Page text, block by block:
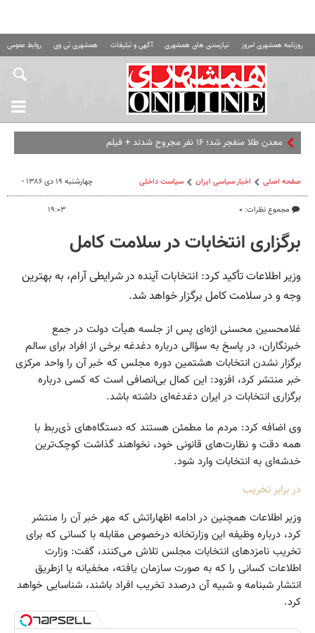
روزنامه همشهری امروز نیازمندی های همشهری آگهی و تبلیغات همشهری تی وی روابط عمومی
معدن طلا منفجر شد؛ ۱۶ نفر مجروح شدند + فیلم
صفحه اصلی اخبار سیاسی ایران سیاست داخلی
مجموع نظرات: ۰
چهارشنبه ۱۹ دی ۱۳۸۶ -
۱۹:۰۳
برگزاری انتخابات در سلامت کامل
وزیر اطلاعات تأکید کرد: انتخابات آینده در شرایطی آرام، به بهترین
وجه و در سلامت کامل برگزار خواهد شد.
غلامحسین محسنی اژه‌ای پس از جلسه هیأت دولت در جمع
خبرنگاران، در پاسخ به سؤالی درباره دغدغه برخی از افراد برای سالم
برگزار نشدن انتخابات هشتمین دوره مجلس که خبر آن را واحد مرکزی
خبر منتشر کرد، افزود: این کمال بی‌انصافی است که کسی درباره
برگزاری انتخابات در ایران دغدغه‌ای داشته باشد.
وی اضافه کرد: مردم ما مطمئن هستند که دستگاه‌های ذی‌ربط با
همه دقت و نظارت‌های قانونی خود، نخواهند گذاشت کوچک‌ترین
خدشه‌ای به انتخابات وارد شود.
در برابر تخریب
وزیر اطلاعات همچنین در ادامه اظهاراتش که مهر خبر آن را منتشر
کرد، درباره وظیفه این وزارتخانه درخصوص مقابله با کسانی که برای
تخریب نامزدهای انتخابات مجلس تلاش می‌کنند، گفت: وزارت
اطلاعات کسانی را که به صورت سازمان یافته، مخفیانه یا ازطریق
انتشار شبنامه و شبیه آن درصدد تخریب افراد باشند، شناسایی خواهد
کرد.